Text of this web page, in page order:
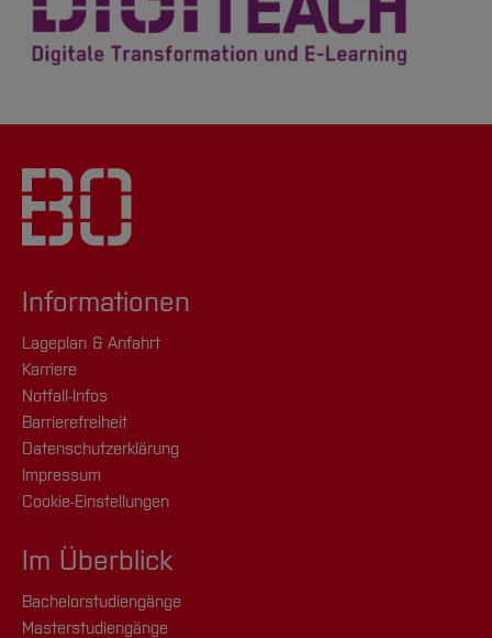
Informationen
Lageplan & Anfahrt
Karriere
Notfall-Infos
Barrierefreiheit
Datenschutzerklärung
Impressum
Cookie-Einstellungen
Im Überblick
Bachelorstudiengänge
Masterstudiengänge